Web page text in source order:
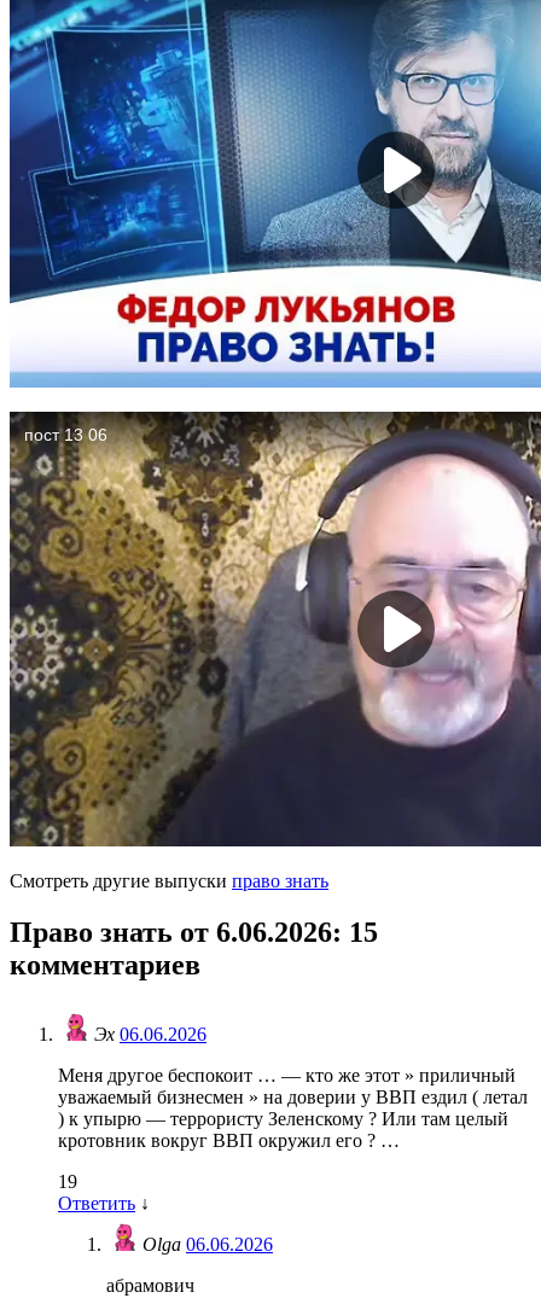
Смотреть другие выпуски право знать
Право знать от 6.06.2026: 15
комментариев
Эх 06.06.2026
Меня другое беспокоит … — кто же этот » приличный
уважаемый бизнесмен » на доверии у ВВП ездил ( летал
) к упырю — террористу Зеленскому ? Или там целый
кротовник вокруг ВВП окружил его ? …
19
Ответить ↓
Olga 06.06.2026
абрамович